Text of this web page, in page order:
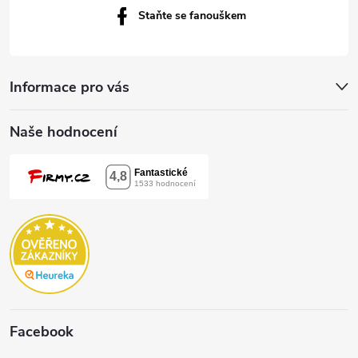
Informace pro vás
Naše hodnocení
Facebook
Staňte se fanouškem